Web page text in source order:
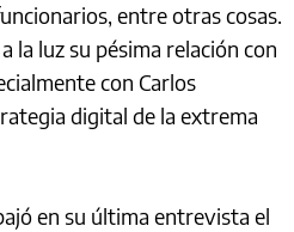
entre otras cosas.
la luz su pésima relación con
con Carlos
digital de la extrema
en su última entrevista el